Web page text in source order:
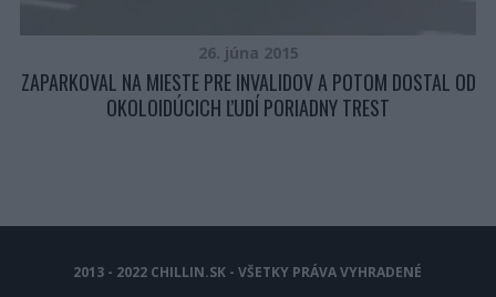
26. júna 2015
ZAPARKOVAL NA MIESTE PRE INVALIDOV A POTOM DOSTAL OD
OKOLOIDÚCICH ĽUDÍ PORIADNY TREST
2013 - 2022 CHILLIN.SK - VŠETKY PRÁVA VYHRADENÉ